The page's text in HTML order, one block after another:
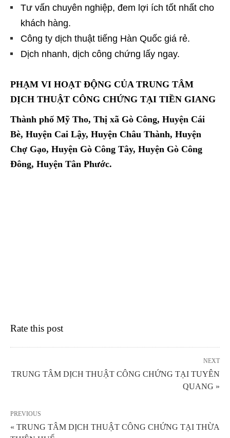
Tư vấn chuyên nghiệp, đem lợi ích tốt nhất cho
khách hàng.
Công ty dịch thuật tiếng Hàn Quốc giá rẻ.
Dịch nhanh, dịch công chứng lấy ngay.
PHẠM VI HOẠT ĐỘNG CỦA TRUNG TÂM
DỊCH THUẬT CÔNG CHỨNG TẠI TIỀN GIANG
Thành phố Mỹ Tho, Thị xã Gò Công, Huyện Cái
Bè, Huyện Cai Lậy, Huyện Châu Thành, Huyện
Chợ Gạo, Huyện Gò Công Tây, Huyện Gò Công
Đông, Huyện Tân Phước.
Rate this post
NEXT
TRUNG TÂM DỊCH THUẬT CÔNG CHỨNG TẠI TUYÊN
QUANG »
PREVIOUS
« TRUNG TÂM DỊCH THUẬT CÔNG CHỨNG TẠI THỪA